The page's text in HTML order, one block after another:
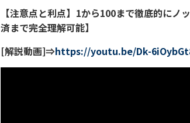
【注意点と利点】1から100まで徹底的に
済まで完全理解可能】
[解説動画]⇒https://youtu.be/Dk-